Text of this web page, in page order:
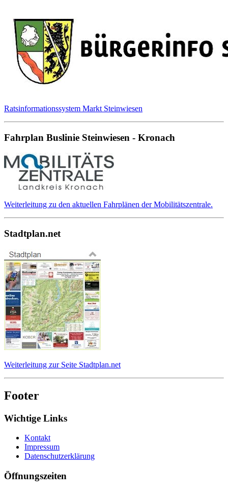
Ratsinformationssystem Markt Steinwiesen
Fahrplan Buslinie Steinwiesen - Kronach
Weiterleitung zu den aktuellen Fahrplänen der Mobilitätszentrale.
Stadtplan.net
Weiterleitung zur Seite Stadtplan.net
Footer
Wichtige Links
Kontakt
Impressum
Datenschutzerklärung
Öffnungszeiten